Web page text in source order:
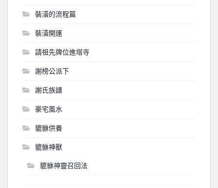
裝潢的流程篇
裝潢開運
請祖先牌位進塔寺
謝榜公派下
謝氏族譜
豪宅風水
貔貅供養
貔貅神獸
貔貅神靈召回法